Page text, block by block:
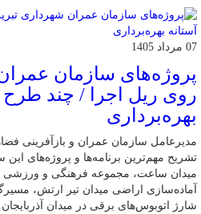
07 مرداد 1405
پروژه‌های سازمان
روی ریل اجرا / چند طرح
بهره‌برداری
مدیرعامل سازمان عمران و بازآفرینی
تشریح مهم‌ترین برنامه‌ها و پروژه‌های این
میدان ساعت، مجموعه فرهنگی و ورزشی
آماده‌سازی اراضی میدان تیر ارتش،
شارژ اتوبوس‌های برقی در میدان